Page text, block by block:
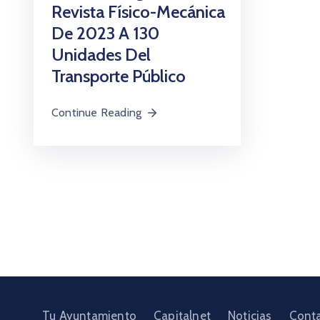
Revista Físico-Mecánica
De 2023 A 130
Unidades Del
Transporte Público
Continue Reading
Tu Ayuntamiento Capitalnet Noticias